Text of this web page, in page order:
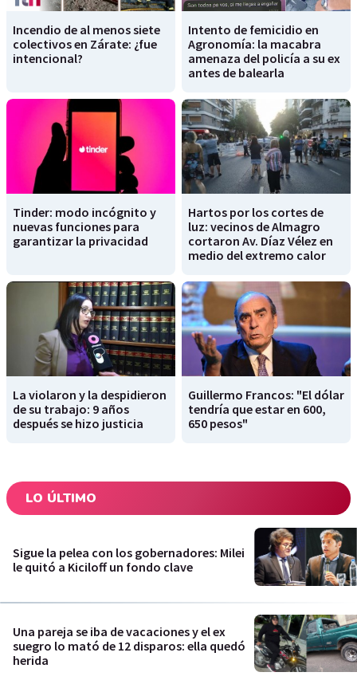
Incendio de al menos siete
colectivos en Zárate: ¿fue
intencional?
Intento de femicidio en
Agronomía: la macabra
amenaza del policía a su ex
antes de balearla
Tinder: modo incógnito y
nuevas funciones para
garantizar la privacidad
Hartos por los cortes de
luz: vecinos de Almagro
cortaron Av. Díaz Vélez en
medio del extremo calor
La violaron y la despidieron
de su trabajo: 9 años
después se hizo justicia
Guillermo Francos: "El dólar
tendría que estar en 600,
650 pesos"
LO ÚLTIMO
Sigue la pelea con los gobernadores: Milei
le quitó a Kiciloff un fondo clave
Una pareja se iba de vacaciones y el ex
suegro lo mató de 12 disparos: ella quedó
herida